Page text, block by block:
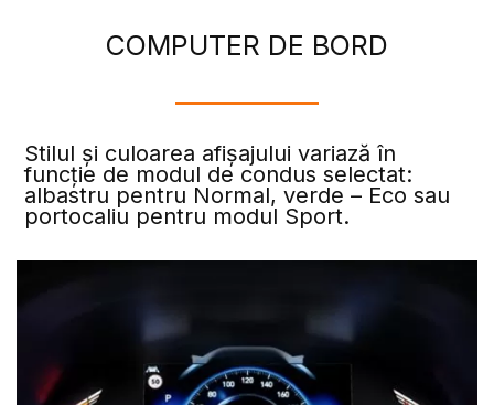
COMPUTER DE BORD
Stilul și culoarea afișajului variază în
funcție de modul de condus selectat:
albastru pentru Normal, verde – Eco sau
portocaliu pentru modul Sport.